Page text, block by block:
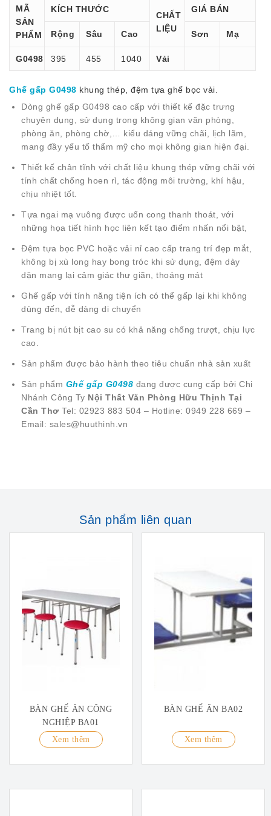
MÃ
SẢN
PHẨM
KÍCH THƯỚC
CHẤT
LIỆU
GIÁ BÁN
Rộng Sâu Cao Sơn Mạ
G0498 395 455 1040 Vải
Ghế gấp G0498 khung thép, đệm tựa ghế bọc vải.
Dòng ghế gấp G0498 cao cấp với thiết kế đặc trưng
chuyên dụng, sử dụng trong không gian văn phòng,
phòng ăn, phòng chờ,… kiểu dáng vững chãi, lịch lãm,
mang đầy yếu tố thẩm mỹ cho mọi không gian hiện đại.
Thiết kế chân tĩnh với chất liệu khung thép vững chãi với
tính chất chống hoen rỉ, tác động môi trường, khí hậu,
chịu nhiệt tốt.
Tựa ngai mạ vuông được uốn cong thanh thoát, với
những họa tiết hình học liên kết tạo điểm nhấn nổi bật,
Đệm tựa bọc PVC hoặc vải nỉ cao cấp trang trí đẹp mắt,
không bị xù long hay bong tróc khi sử dụng, đệm dày
dặn mang lại cảm giác thư giãn, thoáng mát
Ghế gấp với tính năng tiện ích có thể gấp lại khi không
dùng đến, dễ dàng di chuyển
Trang bị nút bịt cao su có khả năng chống trượt, chịu lực
cao.
Sản phẩm được bảo hành theo tiêu chuẩn nhà sản xuất
Sản phẩm Ghế gấp G0498 đang được cung cấp bởi Chi
Nhánh Công Ty Nội Thất Văn Phòng Hữu Thịnh Tại
Cần Thơ Tel: 02923 883 504 – Hotline: 0949 228 669 –
Email: sales@huuthinh.vn
Sản phẩm liên quan
BÀN GHẾ ĂN CÔNG
NGHIỆP BA01
Xem thêm
BÀN GHẾ ĂN BA02
Xem thêm